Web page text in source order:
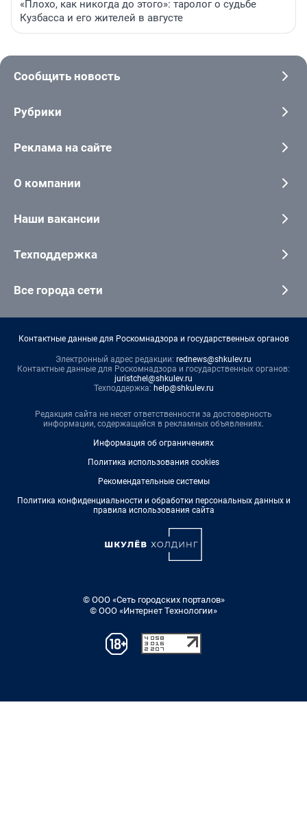
«Плохо, как никогда до этого»: таролог о судьбе
Кузбасса и его жителей в августе
Сообщить новость
Рубрики
Реклама на сайте
О компании
Наши вакансии
Техподдержка
Все города сети
Контактные данные для Роскомнадзора и государственных органов
Электронный адрес редакции: rednews@shkulev.ru
Контактные данные для Роскомнадзора и государственных органов:
juristchel@shkulev.ru
Техподдержка: help@shkulev.ru
Редакция сайта не несет ответственности за достоверность
информации, содержащейся в рекламных объявлениях.
Информация об ограничениях
Политика использования cookies
Рекомендательные системы
Политика конфиденциальности и обработки персональных данных и
правила использования сайта
© ООО «Сеть городских порталов»
© ООО «Интернет Технологии»